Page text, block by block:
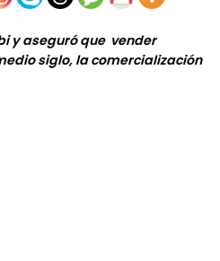
y aseguró que vender
siglo, la comercialización